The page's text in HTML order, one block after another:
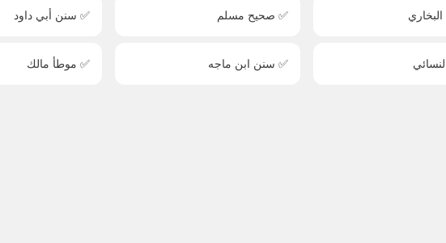
✅ صحيح مسلم ✅ سنن أبي داود
✅ سنن ابن ماجه ✅ موطأ مالك